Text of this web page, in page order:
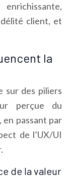
client, et
la
sur des piliers
perçue du
en passant par
de l’UX/UI
de la valeur